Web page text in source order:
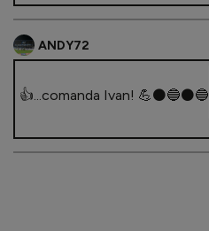
ANDY72
👍...comanda Ivan! 💪⚫🔵⚫🔵